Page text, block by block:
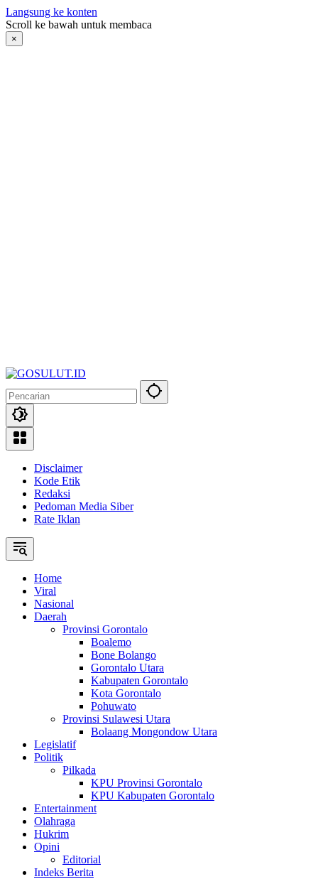
Langsung ke konten
Scroll ke bawah untuk membaca
×
Disclaimer
Kode Etik
Redaksi
Pedoman Media Siber
Rate Iklan
Home
Viral
Nasional
Daerah
Provinsi Gorontalo
Boalemo
Bone Bolango
Gorontalo Utara
Kabupaten Gorontalo
Kota Gorontalo
Pohuwato
Provinsi Sulawesi Utara
Bolaang Mongondow Utara
Legislatif
Politik
Pilkada
KPU Provinsi Gorontalo
KPU Kabupaten Gorontalo
Entertainment
Olahraga
Hukrim
Opini
Editorial
Indeks Berita